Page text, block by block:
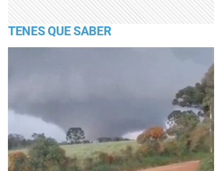
TENES QUE SABER